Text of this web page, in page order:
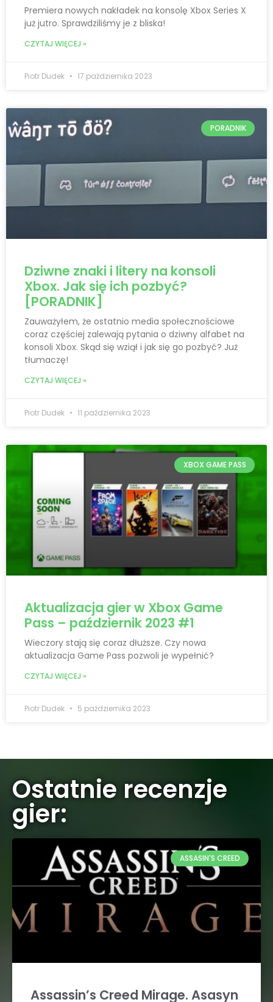
Premiera nowych nakładek na konsolę Xbox Series X
już jutro. Sprawdziliśmy je z bliska!
CZYTAJ WIĘCEJ »
Piotr Dudek 17 października 2023
PORADNIK
Dziwne znaki i litery na konsoli
Xbox. Jak się ich pozbyć?
[PORADNIK]
Zauważyłem, że ostatnio media społecznościowe
coraz częściej zalewają pytania o dziwny alfabet na
konsoli Xbox. Skąd się wziął i jak się go pozbyć? Już
tłumaczę!
CZYTAJ WIĘCEJ »
Piotr Dudek 11 października 2023
XBOX GAME PASS
Aktualizacja gier w Xbox Game
Pass – październik 2023 #1
Wieczory stają się coraz dłuższe. Czy nowa
aktualizacja Game Pass pozwoli je wypełnić?
CZYTAJ WIĘCEJ »
Piotr Dudek 5 października 2023
Ostatnie recenzje
gier:
ASSASIN'S CREED
Assassin’s Creed Mirage. Asasyn